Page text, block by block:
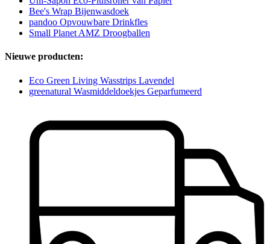
Bee's Wrap Bijenwasdoek
pandoo Opvouwbare Drinkfles
Small Planet AMZ Droogballen
Nieuwe producten:
Eco Green Living Wasstrips Lavendel
greenatural Wasmiddeldoekjes Geparfumeerd